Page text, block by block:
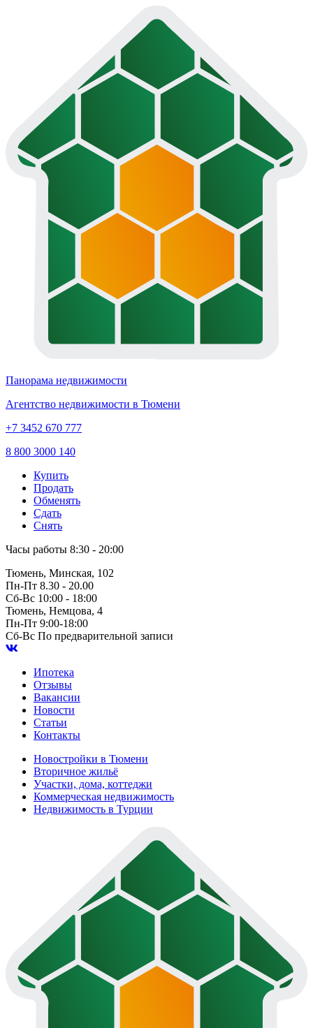
Панорама недвижимости
Агентство недвижимости в Тюмени
+7 3452 670 777
8 800 3000 140
Купить
Продать
Обменять
Сдать
Снять
Часы работы 8:30 - 20:00
Тюмень, Минская, 102
Пн-Пт 8.30 - 20.00
Сб-Вс 10:00 - 18:00
Тюмень, Немцова, 4
Пн-Пт 9:00-18:00
Сб-Вс По предварительной записи
Ипотека
Отзывы
Вакансии
Новости
Статьи
Контакты
Новостройки в Тюмени
Вторичное жильё
Участки, дома, коттеджи
Коммерческая недвижимость
Недвижимость в Турции